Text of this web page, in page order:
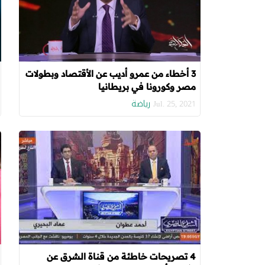
3 أخطاء من عمرو أديب عن الأقتصاد وبطولات
مصر وكورونا في بريطانيا
Jul. 25, 2021 رياضة
4 تصريحات خاطئة من قناة الشرق عن